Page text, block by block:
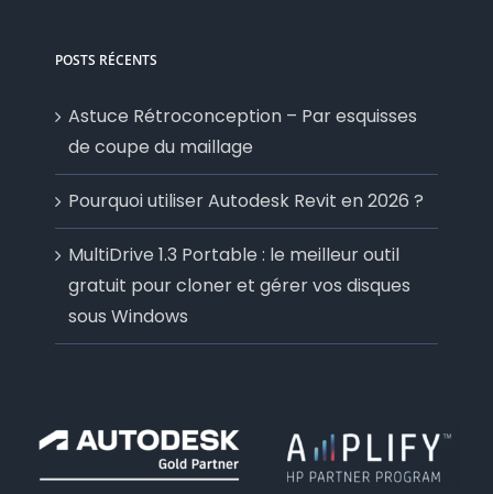
POSTS RÉCENTS
Astuce Rétroconception – Par esquisses
de coupe du maillage
Pourquoi utiliser Autodesk Revit en 2026 ?
MultiDrive 1.3 Portable : le meilleur outil
gratuit pour cloner et gérer vos disques
sous Windows